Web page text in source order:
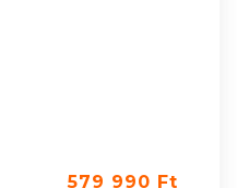
579 990 Ft